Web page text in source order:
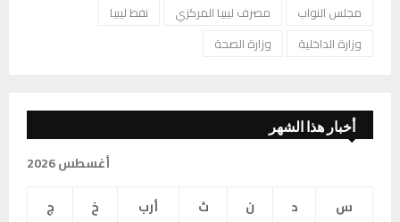
مجلس النواب
مصرف ليبيا المركزي
نفط ليبيا
وزارة الداخلية
وزارة الصحة
أخبار هذا الشهر
أغسطس 2026
س
د ن ث أرب خ
ج